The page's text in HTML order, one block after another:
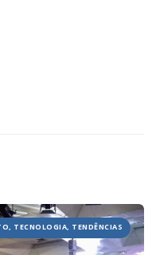
TECNOLOGIA, TENDÊNCIAS